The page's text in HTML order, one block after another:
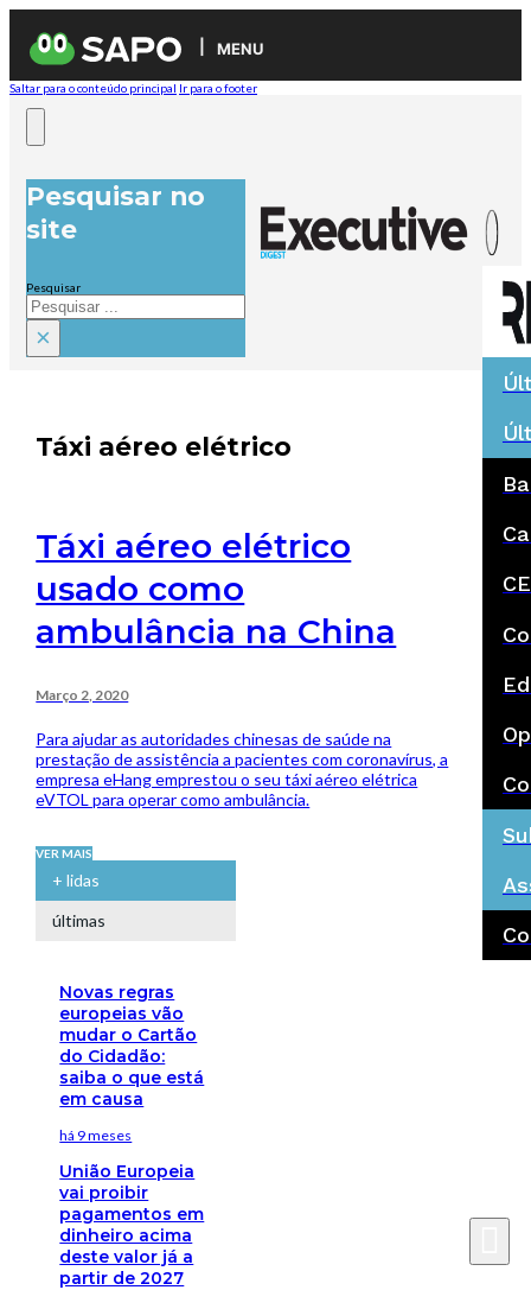
MENU
Saltar para o conteúdo principal Ir para o footer
Pesquisar no
site
Pesquisar
×
Táxi aéreo elétrico
Táxi aéreo elétrico
usado como
ambulância na China
Março 2, 2020
Para ajudar as autoridades chinesas de saúde na
prestação de assistência a pacientes com coronavírus, a
empresa eHang emprestou o seu táxi aéreo elétrica
eVTOL para operar como ambulância.
VER MAIS
+ lidas
últimas
Novas regras
europeias vão
mudar o Cartão
do Cidadão:
saiba o que está
em causa
há 9 meses
União Europeia
vai proibir
pagamentos em
dinheiro acima
deste valor já a
partir de 2027